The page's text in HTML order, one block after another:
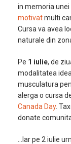
in memoria
motivatmulti
Cursa va avea
naturale din
Pe 1 iulie, de
modalitatea
musculatura
alerga o cursa
Canada Day.
donate
…Iar pe 2 iulie